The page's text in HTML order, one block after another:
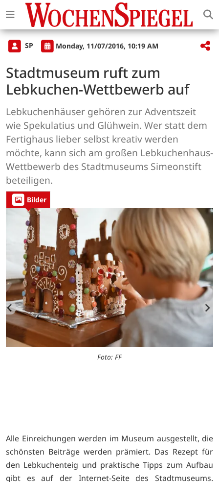
SP Monday, 11/07/2016, 10:19 AM
Stadtmuseum ruft zum
Lebkuchen-Wettbewerb auf
Lebkuchenhäuser gehören zur Adventszeit
wie Spekulatius und Glühwein. Wer statt dem
Fertighaus lieber selbst kreativ werden
möchte, kann sich am großen Lebkuchenhaus-
Wettbewerb des Stadtmuseums Simeonstift
beteiligen.
Bilder
Foto: FF
Alle Einreichungen werden im Museum ausgestellt, die
schönsten Beiträge werden prämiert. Das Rezept für
den Lebkuchenteig und praktische Tipps zum Aufbau
gibt es auf der Internet-Seite des Stadtmuseums.